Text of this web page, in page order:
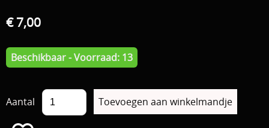
€ 7,00
Beschikbaar - Voorraad: 13
Aantal